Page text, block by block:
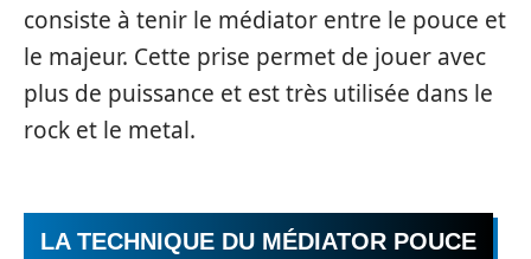
consiste à tenir le médiator entre le pouce et
le majeur. Cette prise permet de jouer avec
plus de puissance et est très utilisée dans le
rock et le metal.
LA TECHNIQUE DU MÉDIATOR POUCE